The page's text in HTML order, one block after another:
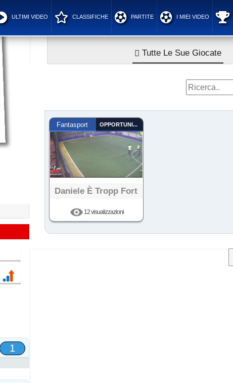
ULTIMI VIDEO CLASSIFICHE PARTITE I MIEI VIDEO
1
Tutte Le Sue Giocate
Fantasport OPPORTUNISTA
Daniele È Tropp Fort
12 visualizzazioni